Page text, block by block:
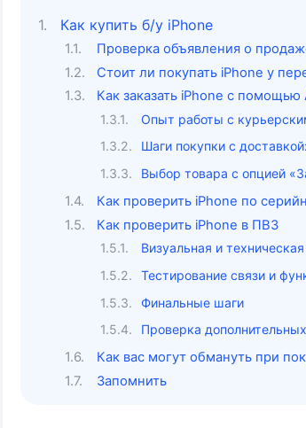
Как купить б/у iPhone
Проверка объявления о
Стоит ли покупать iPhone у
Как заказать iPhone с помощью
Опыт работы с
Шаги покупки с доставкой:
Выбор товара с опцией
Как проверить iPhone по
Как проверить iPhone в ПВЗ
Визуальная и
Тестирование связи и
Финальные шаги
Проверка
Как вас могут обмануть при
Запомнить